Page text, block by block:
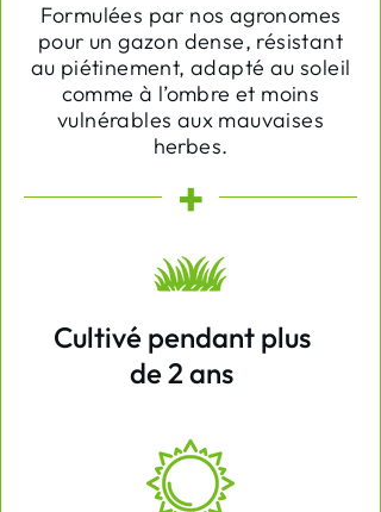
Formulées par nos agronomes
pour un gazon dense, résistant
au piétinement, adapté au soleil
comme à l’ombre et moins
vulnérables aux mauvaises
herbes.
+
Cultivé pendant plus
de 2 ans